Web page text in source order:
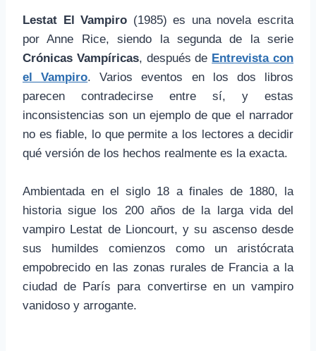
Lestat El Vampiro (1985) es una novela escrita
por Anne Rice, siendo la segunda de la serie
Crónicas Vampíricas, después de Entrevista con
el Vampiro. Varios eventos en los dos libros
parecen contradecirse entre sí, y estas
inconsistencias son un ejemplo de que el narrador
no es fiable, lo que permite a los lectores a decidir
qué versión de los hechos realmente es la exacta.
Ambientada en el siglo 18 a finales de 1880, la
historia sigue los 200 años de la larga vida del
vampiro Lestat de Lioncourt, y su ascenso desde
sus humildes comienzos como un aristócrata
empobrecido en las zonas rurales de Francia a la
ciudad de París para convertirse en un vampiro
vanidoso y arrogante.